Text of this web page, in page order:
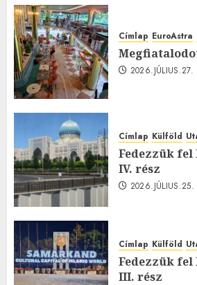
Címlap EuroAstra
2026.JÚLIUS.27.
Címlap Külföld
Fedezzük fel
IV. rész
2026.JÚLIUS.25.
Címlap Külföld
Fedezzük fel
III. rész